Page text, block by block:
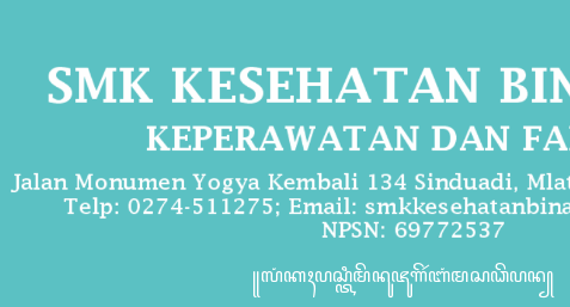
꧋ꦭꦁꦏꦃꦥꦱ꧀ꦠꦶꦩꦼꦤꦸꦗꦸꦒꦼꦂꦧꦁꦩꦱꦣꦼꦥꦤ꧀